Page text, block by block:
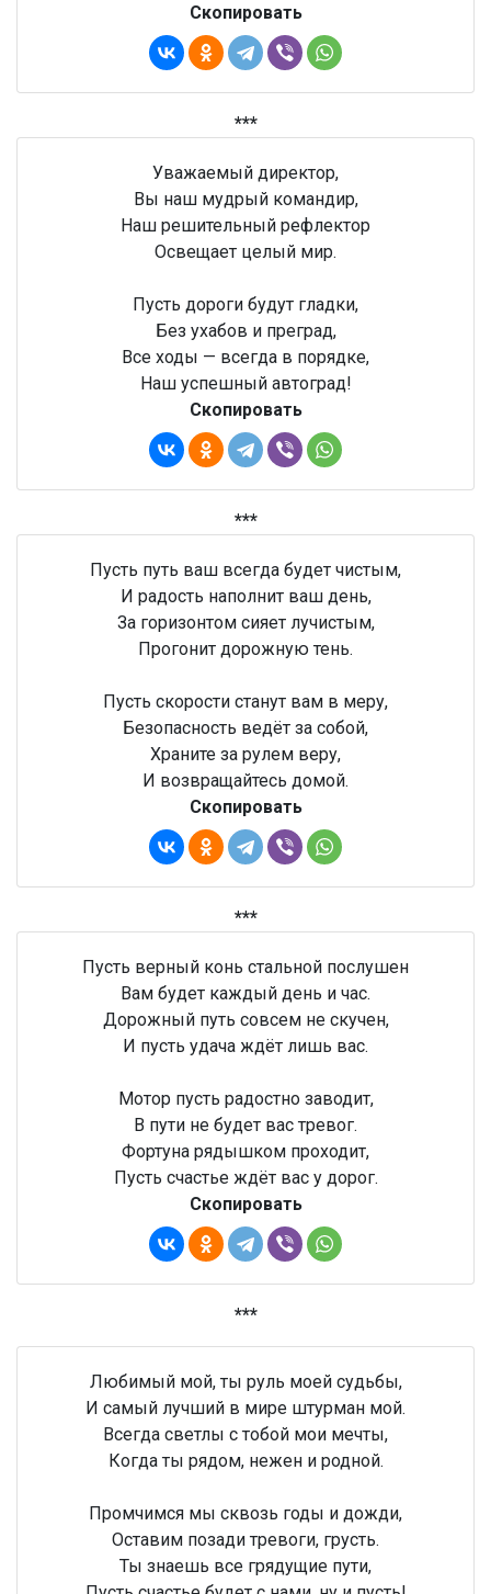
Скопировать
***
Уважаемый директор,
Вы наш мудрый командир,
Наш решительный рефлектор
Освещает целый мир.
Пусть дороги будут гладки,
Без ухабов и преград,
Все ходы — всегда в порядке,
Наш успешный автоград!
Скопировать
***
Пусть путь ваш всегда будет чистым,
И радость наполнит ваш день,
За горизонтом сияет лучистым,
Прогонит дорожную тень.
Пусть скорости станут вам в меру,
Безопасность ведёт за собой,
Храните за рулем веру,
И возвращайтесь домой.
Скопировать
***
Пусть верный конь стальной послушен
Вам будет каждый день и час.
Дорожный путь совсем не скучен,
И пусть удача ждёт лишь вас.
Мотор пусть радостно заводит,
В пути не будет вас тревог.
Фортуна рядышком проходит,
Пусть счастье ждёт вас у дорог.
Скопировать
***
Любимый мой, ты руль моей судьбы,
И самый лучший в мире штурман мой.
Всегда светлы с тобой мои мечты,
Когда ты рядом, нежен и родной.
Промчимся мы сквозь годы и дожди,
Оставим позади тревоги, грусть.
Ты знаешь все грядущие пути,